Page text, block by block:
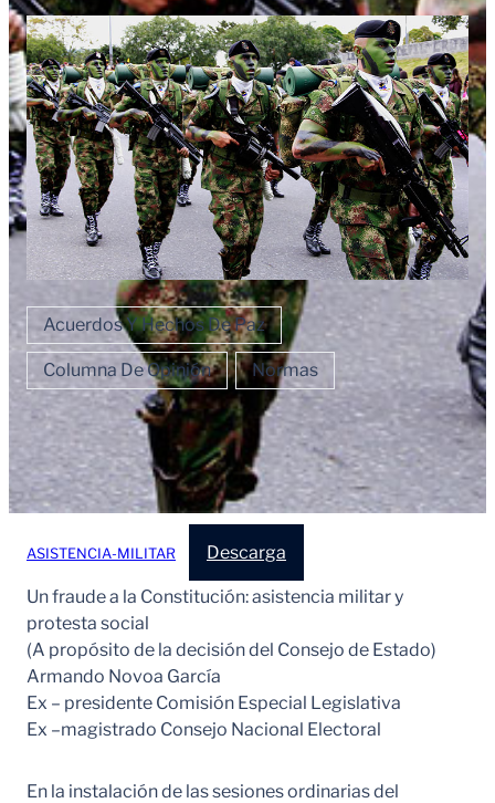
Acuerdos Y Hechos De Paz
Columna De Opinión Normas
ASISTENCIA-MILITAR Descarga
Un fraude a la Constitución: asistencia militar y
protesta social
(A propósito de la decisión del Consejo de Estado)
Armando Novoa García
Ex – presidente Comisión Especial Legislativa
Ex –magistrado Consejo Nacional Electoral
En la instalación de las sesiones ordinarias del